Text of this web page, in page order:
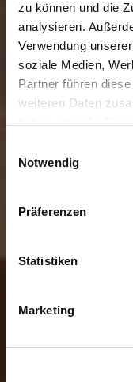
zu können und die
analysieren.
Verwendung
soziale Medien,
Partner führen
weiteren Daten
Cookies, wenn Sie
Notwendig
Präferenzen
Statistiken
Marketing